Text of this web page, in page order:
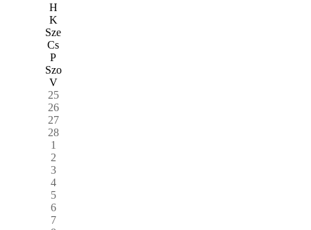
H
K
Sze
Cs
P
Szo
V
25
26
27
28
1
2
3
4
5
6
7